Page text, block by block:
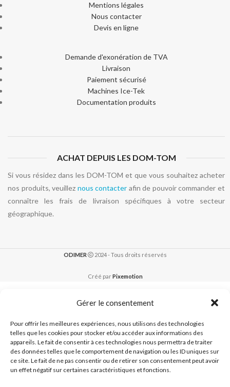
Gérer le consentement
Pour offrir les meilleures expériences, nous utilisons des technologies
telles que les cookies pour stocker et/ou accéder aux informations des
appareils. Le fait de consentir à ces technologies nous permettra de traiter
des données telles que le comportement de navigation ou les ID uniques sur
ce site. Le fait de ne pas consentir ou de retirer son consentement peut avoir
un effet négatif sur certaines caractéristiques et fonctions.
Mentions légales
Nous contacter
Devis en ligne
Demande d'exonération de TVA
Livraison
Paiement sécurisé
Machines Ice-Tek
Documentation produits
ACHAT DEPUIS LES DOM-TOM
Si vous résidez dans les DOM-TOM et que vous souhaitez acheter
nos produits, veuillez nous contacter afin de pouvoir commander et
connaître les frais de livraison spécifiques à votre secteur
géographique.
ODIMER 2024 - Tous droits réservés
Créé parPixemotion